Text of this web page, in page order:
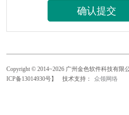
Copyright © 2014~2026 广州金色软件科技有限
ICP备13014930号】
技术支持： 众领网络